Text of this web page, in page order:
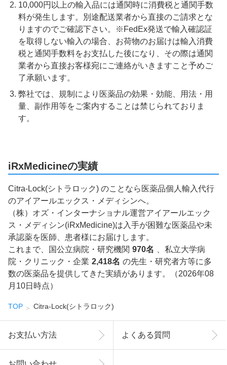
10,000円以上の輸入品には通関時に消費税と通関手数
料が発生します。別途配送業者から直接のご請求とな
りますのでご確認下さい。※FedEx発送で輸入確認証
を取得しない輸入の場合、お荷物のお届けは輸入消費
税と通関手数料をお支払した後になり、その際は通関
業者から直接お客様宛にご連絡がいきますこと予めご
了承願います。
弊社では、規制により医薬品の効果・効能、用法・用
量、副作用等をご案内することは禁じられておりま
す。
iRxMedicineの実績
Citra-Lock(シトラロック) のことなら医薬品個人輸入代行
のアイアールエックス・メディシンへ。
（株）オズ・インターナショナル運営アイアールエック
ス・メディシン(iRxMedicine)は入手が困難な医薬品や未
承認薬を医師、患者様にお届けします。
これまで、国公立病院・研究機関 970名
、私立大学病
院・クリニック・企業 2,418名 の先生・研究者方等に多
数の医薬品を提供してきた実績があります。（2026年08
月10日時点）
TOP Citra-Lock(シトラロック)
お支払い方法 よくある質問